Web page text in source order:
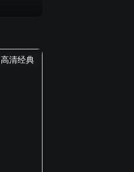
高清经典